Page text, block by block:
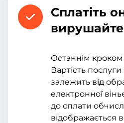
Сплатіть
Останнім кроком
Вартість послуги
залежить від
електронної
до сплати
відображається в